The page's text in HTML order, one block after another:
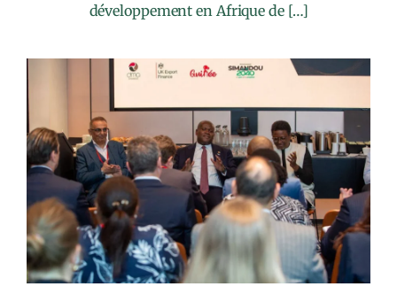
développement en Afrique de […]